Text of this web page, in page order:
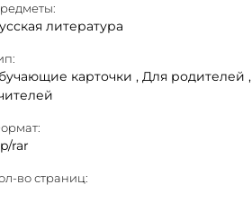
литература
карточки , Для родителей ,
rar
во страниц: